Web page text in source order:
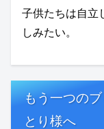
子供たちは自立
しみたい。
もう一つの
とり様へ